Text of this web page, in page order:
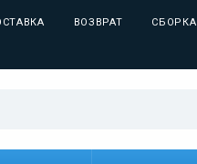
ВОЗВРАТ СБОРКА